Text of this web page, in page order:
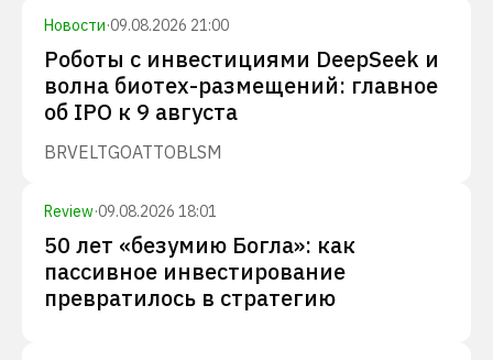
Новости·09.08.2026 21:00
Роботы с инвестициями DeepSeek и
волна биотех-размещений: главное
об IPO к 9 августа
BRVELTGOATTOBLSM
Review·09.08.2026 18:01
50 лет «безумию Богла»: как
пассивное инвестирование
превратилось в стратегию